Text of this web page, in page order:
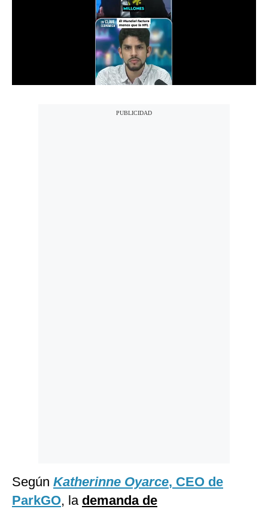
Según Katherinne Oyarce, CEO de
ParkGO, la demanda de